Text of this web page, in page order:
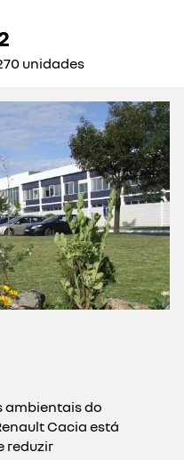
unidades
ambientais do
Cacia está
reduzir